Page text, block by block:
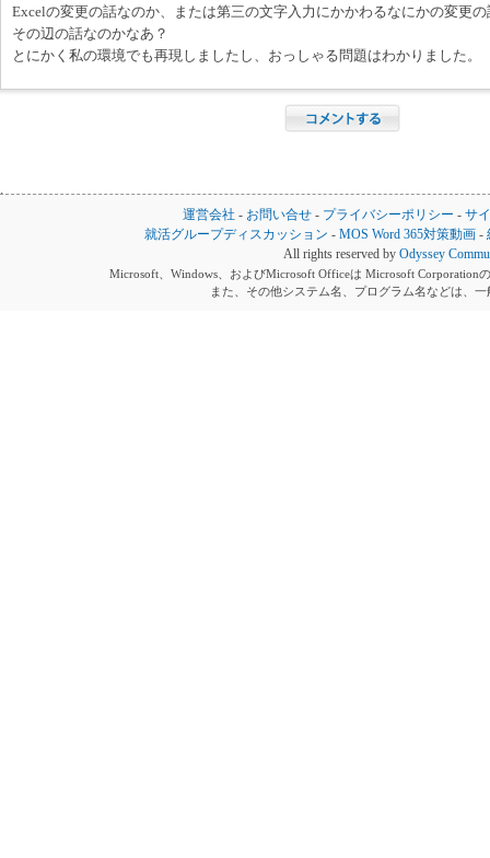
Excelの変更の話なのか、または第三の文字入力にかかわるなにかの変更
その辺の話なのかなあ？
とにかく私の環境でも再現しましたし、おっしゃる問題はわかりました。
運営会社 - お問い合せ - プライバシーポリシー - サ
就活グループディスカッション -MOS Word 365対策動画 -
All rights reserved by Odyssey
Microsoft、Windows、およびMicrosoft Officeは Microsoft Corporation
また、その他システム名、プログラム名などは、